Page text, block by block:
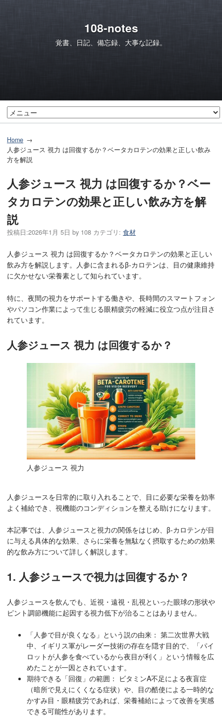
108-notes
覚書、日記、備忘録、大事な記録。
Home
人参ジュース 視力 は回復するか？ベータカロテンの効果と正しい飲み
方を解説
人参ジュース 視力 は回復するか？ベー
タカロテンの効果と正しい飲み方を解
説
投稿日:2026年1月 5日 by 108 カテゴリ: 食材
人参ジュース 視力 は回復するか？ベータカロテンの効果と正しい
飲み方を解説します。人参に含まれるβ-カロテンは、目の健康維持
に欠かせない栄養素として知られています。
特に、夜間の視力をサポートする働きや、長時間のスマートフォン
やパソコン作業によって生じる眼精疲労の軽減に役立つ点が注目さ
れています。
人参ジュース 視力 は回復するか？
人参ジュース 視力
人参ジュースを日常的に取り入れることで、目に必要な栄養を効率
よく補給でき、視機能のコンディションを整える助けになります。
本記事では、人参ジュースと視力の関係をはじめ、β-カロテンが目
に与える具体的な効果、さらに栄養を無駄なく摂取するための効果
的な飲み方について詳しく解説します。
1. 人参ジュースで視力は回復するか？
人参ジュースを飲んでも、近視・遠視・乱視といった眼球の形状や
ピント調節機能に起因する視力低下が治ることはありません。
「人参で目が良くなる」という説の由来： 第二次世界大戦
中、イギリス軍がレーダー技術の存在を隠す目的で、「パイ
ロットが人参を食べているから夜目が利く」という情報を広
めたことが一因とされています。
期待できる「回復」の範囲： ビタミンA不足による夜盲症
（暗所で見えにくくなる症状）や、目の酷使による一時的な
かすみ目・眼精疲労であれば、栄養補給によって改善を実感
できる可能性があります。